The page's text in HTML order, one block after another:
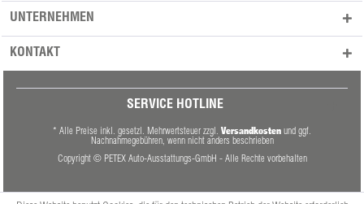
UNTERNEHMEN
KONTAKT
SERVICE HOTLINE
* Alle Preise inkl. gesetzl. Mehrwertsteuer zzgl. Versandkosten und ggf.
Nachnahmegebühren, wenn nicht anders beschrieben
Copyright © PETEX Auto-Ausstattungs-GmbH - Alle Rechte vorbehalten